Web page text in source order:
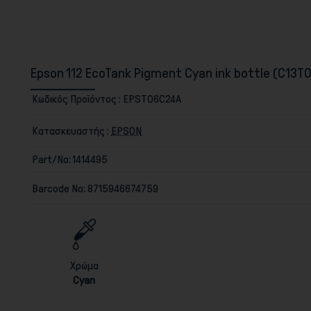
Epson 112 EcoTank Pigment Cyan ink bottle
Κωδικός Προϊόντος : EPST06C24A
Κατασκευαστής : EPSON
Part/No:1414495
Barcode No: 8715946674759
Χρώμα
Cyan